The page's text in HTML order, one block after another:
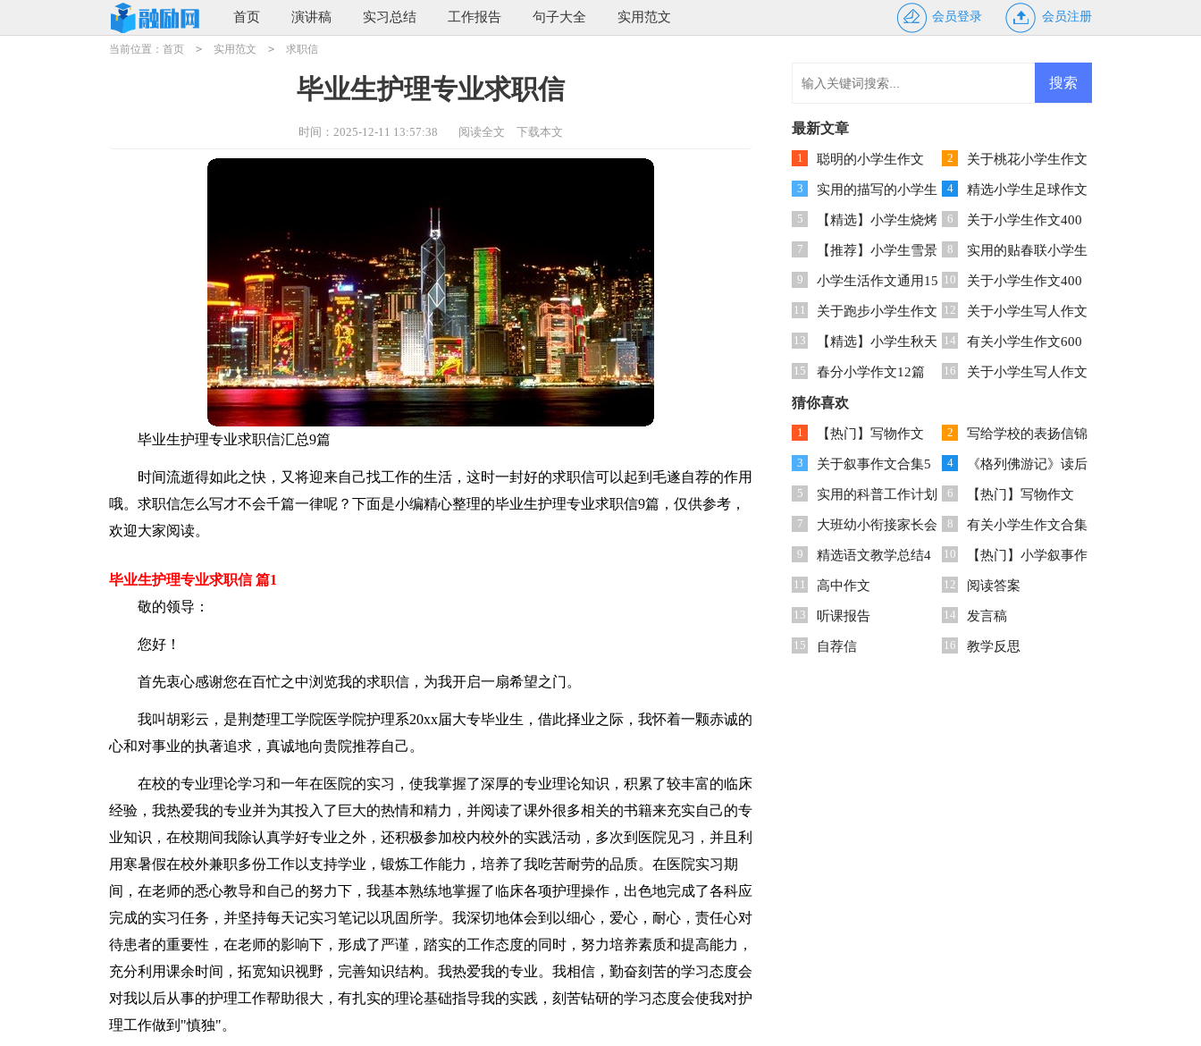
首页 演讲稿 实习总结 工作报告 句子大全 实用范文 会员登录 会员注册
当前位置： 首页 > 实用范文 > 求职信
毕业生护理专业求职信
时间：2025-12-11 13:57:38 阅读全文 下载本文
毕业生护理专业求职信汇总9篇
时间流逝得如此之快，又将迎来自己找工作的生活，这时一封好的求职信可以起到毛遂自荐的作用
哦。求职信怎么写才不会千篇一律呢？下面是小编精心整理的毕业生护理专业求职信9篇，仅供参考，
欢迎大家阅读。
毕业生护理专业求职信 篇1
敬的领导：
您好！
首先衷心感谢您在百忙之中浏览我的求职信，为我开启一扇希望之门。
我叫胡彩云，是荆楚理工学院医学院护理系20xx届大专毕业生，借此择业之际，我怀着一颗赤诚的
心和对事业的执著追求，真诚地向贵院推荐自己。
在校的专业理论学习和一年在医院的实习，使我掌握了深厚的专业理论知识，积累了较丰富的临床
经验，我热爱我的专业并为其投入了巨大的热情和精力，并阅读了课外很多相关的书籍来充实自己的专
业知识，在校期间我除认真学好专业之外，还积极参加校内校外的实践活动，多次到医院见习，并且利
用寒暑假在校外兼职多份工作以支持学业，锻炼工作能力，培养了我吃苦耐劳的品质。在医院实习期
间，在老师的悉心教导和自己的努力下，我基本熟练地掌握了临床各项护理操作，出色地完成了各科应
完成的实习任务，并坚持每天记实习笔记以巩固所学。我深切地体会到以细心，爱心，耐心，责任心对
待患者的重要性，在老师的影响下，形成了严谨，踏实的工作态度的同时，努力培养素质和提高能力，
充分利用课余时间，拓宽知识视野，完善知识结构。我热爱我的专业。我相信，勤奋刻苦的学习态度会
对我以后从事的护理工作帮助很大，有扎实的理论基础指导我的实践，刻苦钻研的学习态度会使我对护
理工作做到"慎独"。
最新文章
1 聪明的小学生作文
400字汇编5篇
2 关于桃花小学生作文
300字锦集9篇
3 实用的描写的小学生
作文合集十篇
4 精选小学生足球作文
5篇
5 【精选】小学生烧烤
作文3篇
6 关于小学生作文400
字集合10篇
7 【推荐】小学生雪景
作文4篇
8 实用的贴春联小学生
作文锦集八篇
9 小学生活作文通用15
篇
10 关于小学生作文400
字集合八篇
11 关于跑步小学生作文
300字集合8篇
12 关于小学生写人作文
300字集合9篇
13 【精选】小学生秋天
作文三篇
14 有关小学生作文600
字锦集9篇
15 春分小学作文12篇 16 关于小学生写人作文
猜你喜欢
1 【热门】写物作文
300字合集六篇
2 写给学校的表扬信锦
集九篇
3 关于叙事作文合集5
篇
4 《格列佛游记》读后
感
5 实用的科普工作计划
3篇
6 【热门】写物作文
300字4篇
7 大班幼小衔接家长会
发言稿
8 有关小学生作文合集
7篇
9 精选语文教学总结4
篇
10 【热门】小学叙事作
文锦集9篇
11 高中作文 12 阅读答案
13 听课报告 14 发言稿
15 自荐信 16 教学反思